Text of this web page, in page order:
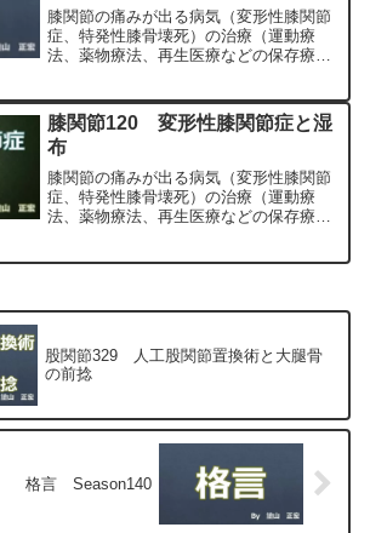
膝関節の痛みが出る病気（変形性膝関節
症、特発性膝骨壊死）の治療（運動療
法、薬物療法、再生医療などの保存療
専門医（人工関節手術を専門）の塗山正
宏が色々と説明します。
膝関節120 変形性膝関節症と湿
布
膝関節の痛みが出る病気（変形性膝関節
症、特発性膝骨壊死）の治療（運動療
法、薬物療法、再生医療などの保存療
股関節329 人工股関節置換術と大腿骨
の前捻
格言 Season140